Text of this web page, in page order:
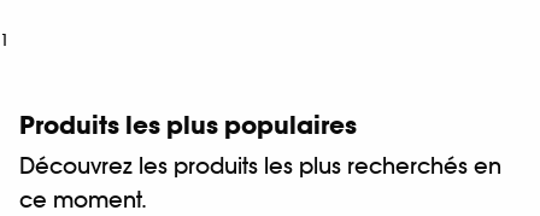
1
Produits les plus populaires
Découvrez les produits les plus recherchés en
ce moment.